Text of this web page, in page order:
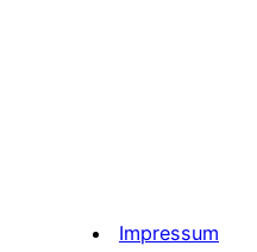
Impressum